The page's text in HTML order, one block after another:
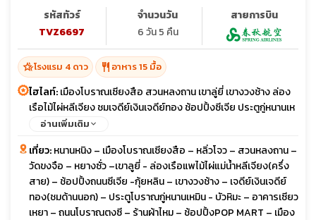
รหัสทัวร์
TVZ6697
จำนวนวัน
6 วัน 5 คืน
สายการบิน
hotel_classโรงแรม 4 ดาว restaurant อาหาร 15 มื้อ
ไฮไลท์:เมืองโบราณเซียงสือ สวนหลงถาน เขาลู่ยี่ เขางวงช้าง ล่อง
เรือไม้ไผ่หลีเจียง ชมเจดีย์เงินเจดีย์ทอง ช้อปปิ้งซีเจีย ประตูกู่หนานเห
มิน อาคารเซียวเหยา ถนนโบราณตงชี
อ่านเพิ่มเติม
เที่ยว:หนานหนิง – เมืองโบราณเซียงสือ – หลิ่วโจว – สวนหลงถาน –
วัดขงจือ – หยางซั่ว –เขาลูยี่ - ล่องเรือแพไม้ไผ่แม่น้ำหลีเจียง(ครึ่ง
สาย) – ช้อปปิ้งถนนซีเจีย -กุ้ยหลิน – เขางวงช้าง – เจดีย์เงินเจดีย์
ทอง(ชมด้านนอก) – ประตูโบราณกู่หนานเหมิน - บัวหิมะ – อาคารเซียว
เหยา – ถนนโบราณตงซี – ร้านผ้าไหม – ช้อปปิ้งPOP MART – เมือง